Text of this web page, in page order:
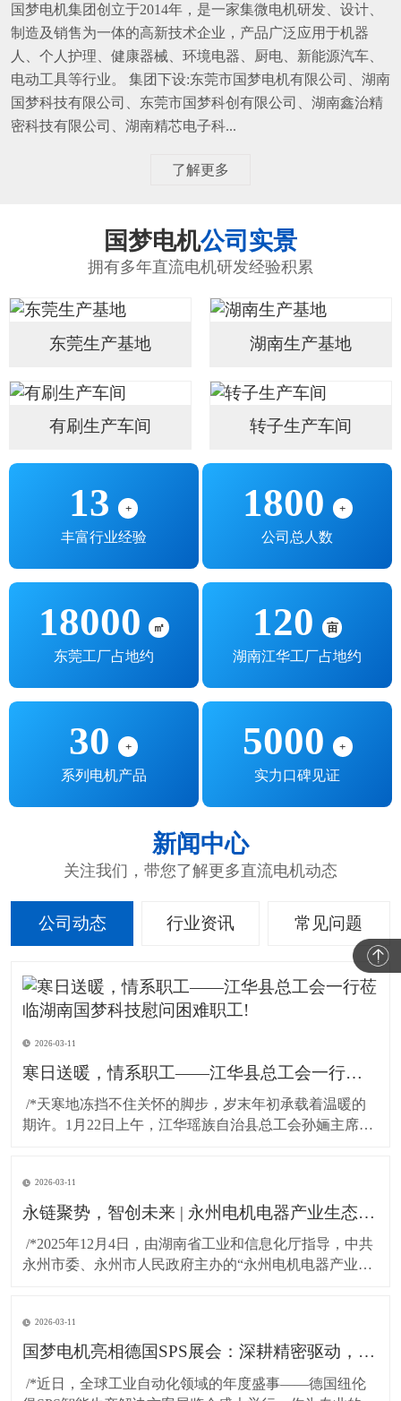
国梦电机集团创立于2014年，是一家集微电机研发、设计、
制造及销售为一体的高新技术企业，产品广泛应用于机器
人、个人护理、健康器械、环境电器、厨电、新能源汽车、
电动工具等行业。 集团下设:东莞市国梦电机有限公司、湖南
国梦科技有限公司、东莞市国梦科创有限公司、湖南鑫治精
密科技有限公司、湖南精芯电子科...
了解更多
国梦电机公司实景
拥有多年直流电机研发经验积累
东莞生产基地 湖南生产基地
有刷生产车间 转子生产车间
13 +
丰富行业经验
1800 +
公司总人数
18000 ㎡
东莞工厂占地约
120 亩
湖南江华工厂占地约
30 +
系列电机产品
5000 +
实力口碑见证
新闻中心
关注我们，带您了解更多直流电机动态
公司动态 行业资讯 常见问题
2026-03-11
寒日送暖，情系职工——江华县总工会一行莅临湖南国梦科技慰问困难职工!
期许。1月22日上午，江华瑶族自治县总工会孙婳主席、
挂，专程到访湖南国梦科技开展慰问活动，为百余名坚
守岗位的困难职工送上精心准备的粮油物资，以
2026-03-11
永链聚势，智创未来 | 永州电机电器产业生态对接会在湖南国梦园区隆重召开！
永州市委、永州市人民政府主办的“永州电机电器产业生
图”为主题，汇聚了政府领导、行业专家与产业链伙伴，
共商发展大计，共谋协同未来。*
2026-03-11
国梦电机亮相德国SPS展会：深耕精密驱动，连接全球智造！